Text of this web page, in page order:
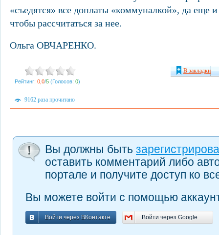
«съедятся» все доплаты «коммуналкой», да еще
чтобы рассчитаться за нее.
Ольга ОВЧАРЕНКО.
Рейтинг: 0,0/5 (Голосов: 0)
В закладки
9162 раза прочитано
Вы должны быть
оставить комментарий либо
портале и получите доступ ко
Вы можете войти с помощью
Войти через ВКонтакте
Войти через ВКонтакте Войти через Google
Войти через Google